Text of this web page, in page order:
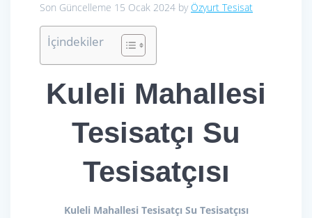
Son Güncelleme 15 Ocak 2024 by Özyurt Tesisat
İçindekiler
Kuleli Mahallesi
Tesisatçı Su
Tesisatçısı
Kuleli Mahallesi Tesisatçı Su Tesisatçısı